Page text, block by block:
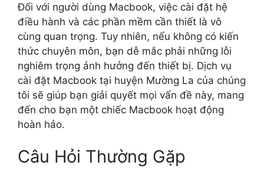
Đối với người dùng Macbook, việc cài đặt hệ
điều hành và các phần mềm cần thiết là vô
cùng quan trọng. Tuy nhiên, nếu không có kiến
thức chuyên môn, bạn dễ mắc phải những lỗi
nghiêm trọng ảnh hưởng đến thiết bị. Dịch vụ
cài đặt Macbook tại huyện Mường La của chúng
tôi sẽ giúp bạn giải quyết mọi vấn đề này, mang
đến cho bạn một chiếc Macbook hoạt động
hoàn hảo.
Câu Hỏi Thường Gặp